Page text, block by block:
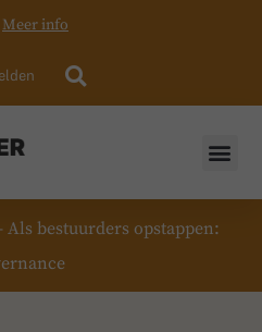
Meer info
Als bestuurders opstappen: